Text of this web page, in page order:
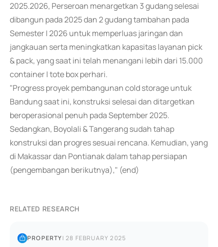
2025.2026, Perseroan menargetkan 3 gudang selesai
dibangun pada 2025 dan 2 gudang tambahan pada
Semester I 2026 untuk memperluas jaringan dan
jangkauan serta meningkatkan kapasitas layanan pick
& pack, yang saat ini telah menangani lebih dari 15.000
container I tote box perhari.
"Progress proyek pembangunan cold storage untuk
Bandung saat ini, konstruksi selesai dan ditargetkan
beroperasional penuh pada September 2025.
Sedangkan, Boyolali & Tangerang sudah tahap
konstruksi dan progres sesuai rencana. Kemudian, yang
di Makassar dan Pontianak dalam tahap persiapan
(pengembangan berikutnya)," (end)
RELATED RESEARCH
PROPERTY|28 FEBRUARY 2025